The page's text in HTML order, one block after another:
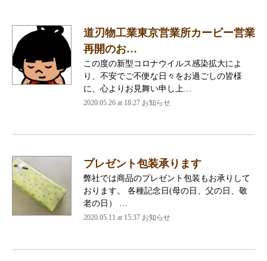
道刃物工業東京営業所カービー営業
再開のお…
この度の新型コロナウイルス感染拡大によ
り、不安でご不便な日々をお過ごしの皆様
に、心よりお見舞い申し上…
2020.05.26 at 18:27 お知らせ
プレゼント包装承ります
弊社では商品のプレゼント包装もお承りして
おります。 各種記念日(母の日、父の日、敬
老の日） …
2020.05.11 at 15:37 お知らせ